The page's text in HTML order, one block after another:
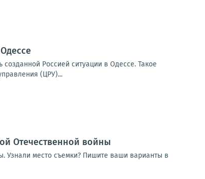
Россией ситуации в Одессе. Такое
(ЦРУ)...
Отечественной войны
Узнали место съемки? Пишите ваши варианты в